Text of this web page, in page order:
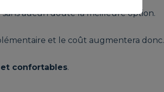
sans aucun doute la meilleure option.
et le coût augmentera donc.
confortables.